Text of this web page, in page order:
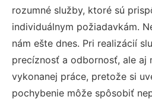
rozumné služby, ktoré sú
individuálnym požiadavkám.
nám ešte dnes. Pri realizácií
precíznosť a odbornosť, ale aj
vykonanej práce, pretože si
pochybenie môže spôsobiť